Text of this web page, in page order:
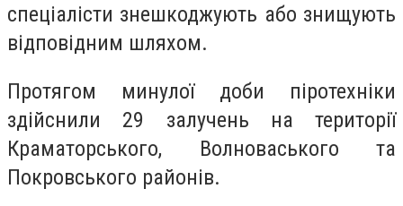
спеціалісти знешкоджують або знищують
відповідним шляхом.
Протягом минулої доби піротехніки
здійснили 29 залучень на території
Краматорського, Волноваського та
Покровського районів.